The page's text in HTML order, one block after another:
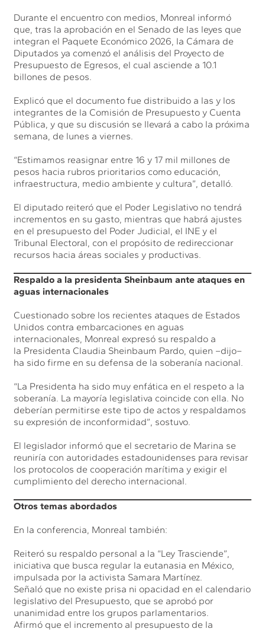
Durante el encuentro con medios, Monreal informó
que, tras la aprobación en el Senado de las leyes que
integran el Paquete Económico 2026, la Cámara de
Diputados ya comenzó el análisis del Proyecto de
Presupuesto de Egresos, el cual asciende a 10.1
billones de pesos.
Explicó que el documento fue distribuido a las y los
integrantes de la Comisión de Presupuesto y Cuenta
Pública, y que su discusión se llevará a cabo la próxima
semana, de lunes a viernes.
“Estimamos reasignar entre 16 y 17 mil millones de
pesos hacia rubros prioritarios como educación,
infraestructura, medio ambiente y cultura”, detalló.
El diputado reiteró que el Poder Legislativo no tendrá
incrementos en su gasto, mientras que habrá ajustes
en el presupuesto del Poder Judicial, el INE y el
Tribunal Electoral, con el propósito de redireccionar
recursos hacia áreas sociales y productivas.
Respaldo a la presidenta Sheinbaum ante ataques en
aguas internacionales
Cuestionado sobre los recientes ataques de Estados
Unidos contra embarcaciones en aguas
internacionales, Monreal expresó su respaldo a
la Presidenta Claudia Sheinbaum Pardo, quien –dijo–
ha sido firme en su defensa de la soberanía nacional.
“La Presidenta ha sido muy enfática en el respeto a la
soberanía. La mayoría legislativa coincide con ella. No
deberían permitirse este tipo de actos y respaldamos
su expresión de inconformidad”, sostuvo.
El legislador informó que el secretario de Marina se
reuniría con autoridades estadounidenses para revisar
los protocolos de cooperación marítima y exigir el
cumplimiento del derecho internacional.
Otros temas abordados
En la conferencia, Monreal también:
Reiteró su respaldo personal a la “Ley Trasciende”,
iniciativa que busca regular la eutanasia en México,
impulsada por la activista Samara Martínez.
Señaló que no existe prisa ni opacidad en el calendario
legislativo del Presupuesto, que se aprobó por
unanimidad entre los grupos parlamentarios.
Afirmó que el incremento al presupuesto de la